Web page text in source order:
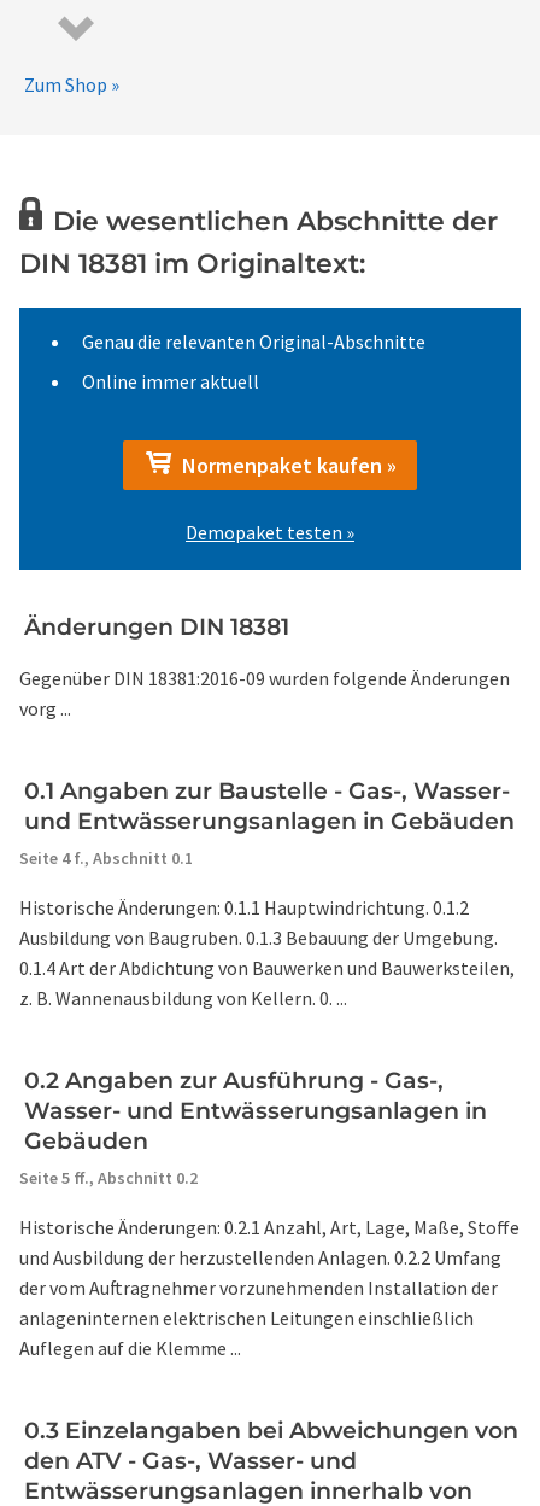
Zum Shop »
Die wesentlichen Abschnitte der
DIN 18381 im Originaltext:
Genau die relevanten Original-Abschnitte
Online immer aktuell
Normenpaket kaufen »
Demopaket testen »
Änderungen DIN 18381
Gegenüber DIN 18381:2016-09 wurden folgende Änderungen
vorg ...
0.1 Angaben zur Baustelle - Gas-, Wasser-
und Entwässerungsanlagen in Gebäuden
Seite 4 f., Abschnitt 0.1
Historische Änderungen: 0.1.1 Hauptwindrichtung. 0.1.2
Ausbildung von Baugruben. 0.1.3 Bebauung der Umgebung.
0.1.4 Art der Abdichtung von Bauwerken und Bauwerksteilen,
z. B. Wannenausbildung von Kellern. 0. ...
0.2 Angaben zur Ausführung - Gas-,
Wasser- und Entwässerungsanlagen in
Gebäuden
Seite 5 ff., Abschnitt 0.2
Historische Änderungen: 0.2.1 Anzahl, Art, Lage, Maße, Stoffe
und Ausbildung der herzustellenden Anlagen. 0.2.2 Umfang
der vom Auftragnehmer vorzunehmenden Installation der
anlageninternen elektrischen Leitungen einschließlich
Auflegen auf die Klemme ...
0.3 Einzelangaben bei Abweichungen von
den ATV - Gas-, Wasser- und
Entwässerungsanlagen innerhalb von